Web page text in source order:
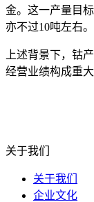
金。这一产量目
亦不过10吨左右。
上述背景下，钴
经营业绩构成重大
关于我们
关于我们
企业文化